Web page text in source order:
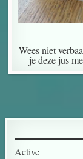
Wees niet
je deze jus
Active